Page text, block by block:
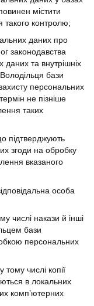
містити
такого контролю;
даних про
законодавства
даних та внутрішніх
бази
персональних
не пізніше
таких
підтверджують
згоди на обробку
вказаного
особа
числі накази й інші
бази
персональних
тому числі копії
в локальних
комп’ютерних